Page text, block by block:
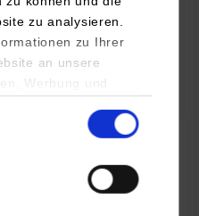
zu analysieren.
zu Ihrer
an unsere
Werbung und
führen diese
ihnen bereitgestellt
Ihrer Nutzung
Antriebe, moderne
Fahrzeugkonzepte für